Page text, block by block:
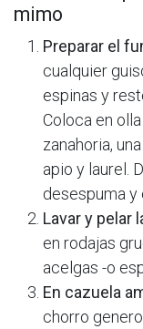
mimo
Preparar el
cualquier
espinas y
Coloca en
zanahoria,
apio y laurel.
desespuma y
Lavar y pelar
en rodajas
acelgas -o
En cazuela
chorro